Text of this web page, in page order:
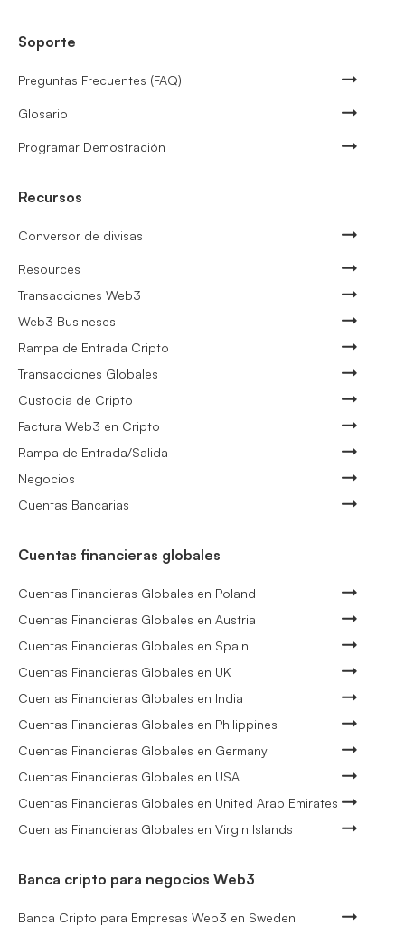
Soporte
Preguntas Frecuentes (FAQ)
Glosario
Programar Demostración
Recursos
Conversor de divisas
Resources
Transacciones Web3
Web3 Busineses
Rampa de Entrada Cripto
Transacciones Globales
Custodia de Cripto
Factura Web3 en Cripto
Rampa de Entrada/Salida
Negocios
Cuentas Bancarias
Cuentas financieras globales
Cuentas Financieras Globales en Poland
Cuentas Financieras Globales en Austria
Cuentas Financieras Globales en Spain
Cuentas Financieras Globales en UK
Cuentas Financieras Globales en India
Cuentas Financieras Globales en Philippines
Cuentas Financieras Globales en Germany
Cuentas Financieras Globales en USA
Cuentas Financieras Globales en United Arab Emirates
Cuentas Financieras Globales en Virgin Islands
Banca cripto para negocios Web3
Banca Cripto para Empresas Web3 en Sweden